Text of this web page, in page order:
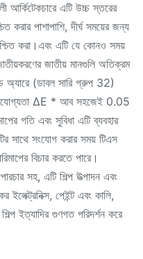
আর্কিটেকচারে এটি উচ্চ স্তরের
করার পাশাপাশি, দীর্ঘ সময়ের জন্য
করা।এবং এটি যে কোনও সময়
জাতীয় মানগুলি অতিক্রম
অ্যারে (ডাবল সারি গ্রুপ 32)
ΔE * আব সহজেই 0.05
গতি এবং সুবিধা এটি ব্যবহার
সাথে সংযোগ করার সময় টিএস
বিচার করতে পারে।
সহ, এটি শিল্প উত্পাদন এবং
ইলেক্ট্রনিক্স, পেইন্ট এবং কালি,
শিল্প ইত্যাদির গুণগত পরিদর্শন করে